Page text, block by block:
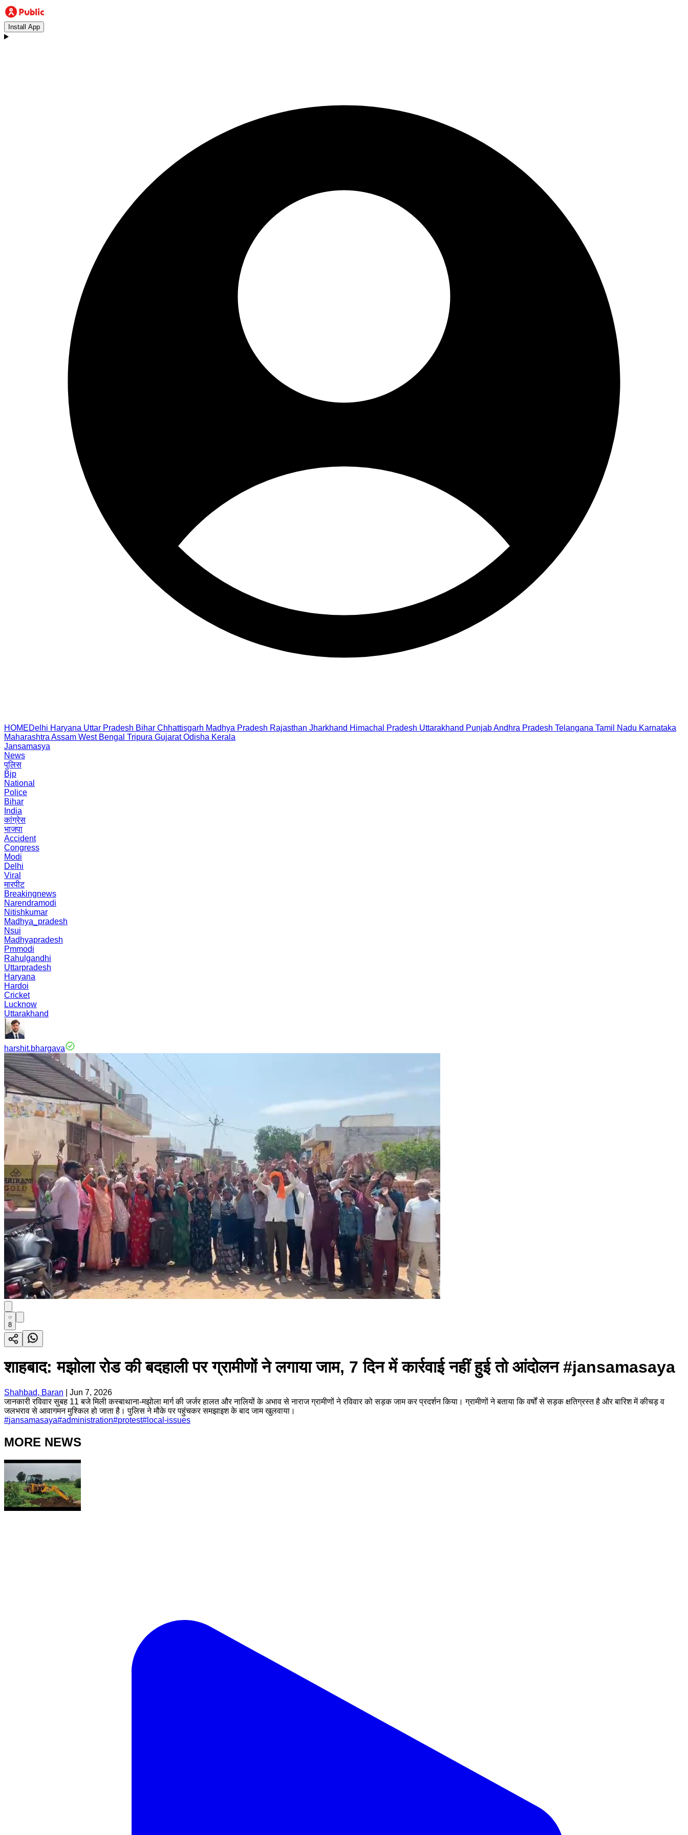
Install App
HOMEDelhi Haryana Uttar Pradesh Bihar Chhattisgarh Madhya Pradesh Rajasthan Jharkhand Himachal Pradesh Uttarakhand PunjabAndhra Pradesh Telangana Tamil Nadu Karnataka
Maharashtra Assam West Bengal Tripura Gujarat Odisha Kerala
Jansamasya
News
पुलिस
Bjp
National
Police
Bihar
India
कांग्रेस
भाजपा
Accident
Congress
Modi
Delhi
Viral
मारपीट
Breakingnews
Narendramodi
Nitishkumar
Madhya_pradesh
Nsui
Madhyapradesh
Pmmodi
Rahulgandhi
Uttarpradesh
Haryana
Hardoi
Cricket
Lucknow
Uttarakhand
harshit.bhargava
8
शाहबाद: मझोला रोड की बदहाली पर ग्रामीणों ने लगाया जाम, 7 दिन में कार्रवाई नहीं हुई तो आंदोलन #jansamasaya
Shahbad, Baran
Jun 7, 2026
जानकारी रविवार सुबह 11 बजे मिली कस्बाथाना-मझोला मार्ग की जर्जर हालत और नालियों के अभाव से नाराज ग्रामीणों ने रविवार को सड़क जाम कर प्रदर्शन किया। ग्रामीणों ने बताया कि वर्षों से सड़क क्षतिग्रस्त है और बारिश में कीचड़ व
जलभराव से आवागमन मुश्किल हो जाता है। पुलिस ने मौके पर पहुंचकर समझाइश के बाद जाम खुलवाया।
#jansamasaya#administration#protest# local-issues
MORE NEWS